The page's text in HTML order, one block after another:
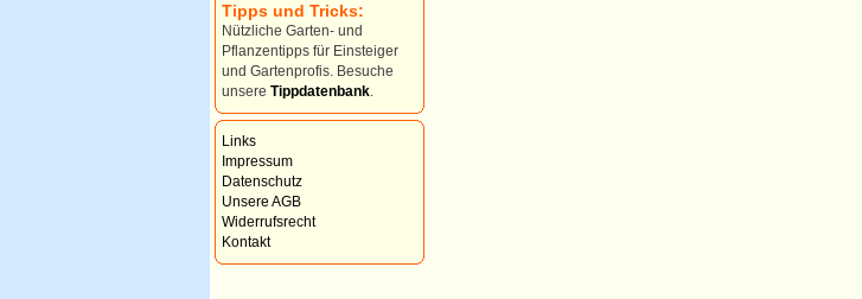
Tipps und Tricks:
Nützliche Garten- und
Pflanzentipps für Einsteiger
und Gartenprofis. Besuche
unsere Tippdatenbank
Links
Impressum
Datenschutz
Unsere AGB
Widerrufsrecht
Kontakt